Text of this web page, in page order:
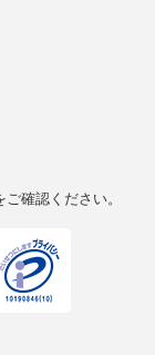
ご確認ください。